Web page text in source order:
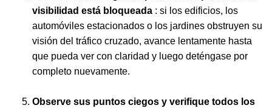
visibilidad está bloqueada : si los edificios, los
automóviles estacionados o los jardines obstruyen su
visión del tráfico cruzado, avance lentamente hasta
que pueda ver con claridad y luego deténgase por
completo nuevamente.
Observe sus puntos ciegos y verifique todos los